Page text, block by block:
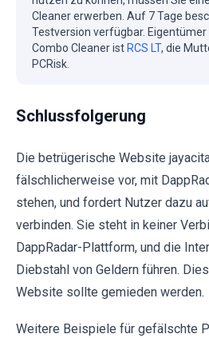
Cleaner erwerben. Auf 7 Tage
Testversion verfügbar.
Combo Cleaner ist RCS LT, die
PCRisk.
Schlussfolgerung
Die betrügerische Website
fälschlicherweise vor, mit
stehen, und fordert Nutzer dazu
verbinden. Sie steht in keiner
DappRadar-Plattform, und die
Diebstahl von Geldern führen.
Website sollte gemieden werden.
Weitere Beispiele für gefälschte